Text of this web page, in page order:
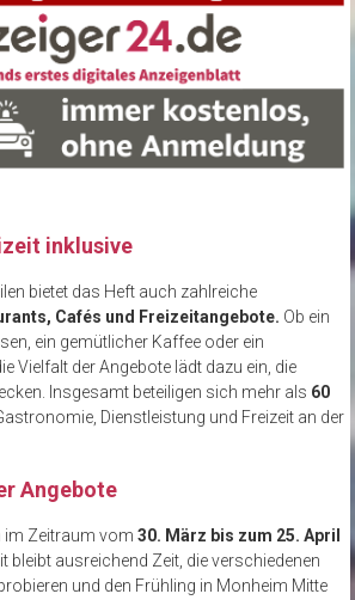
inklusive
bietet das Heft auch zahlreiche
Cafés und Freizeitangebote. Ob ein
ein gemütlicher Kaffee oder ein
Vielfalt der Angebote lädt dazu ein, die
Insgesamt beteiligen sich mehr als 60
Dienstleistung und Freizeit an der
Angebote
im Zeitraum vom 30. März bis zum 25. April
bleibt ausreichend Zeit, die verschiedenen
und den Frühling in Monheim Mitte